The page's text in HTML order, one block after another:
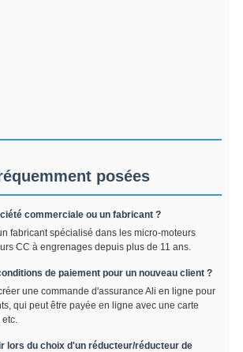
posées
commerciale ou un fabricant ?
fabricant spécialisé dans les micro-moteurs
CC à engrenages depuis plus de 11 ans.
de paiement pour un nouveau client ?
une commande d'assurance Ali en ligne pour
qui peut être payée en ligne avec une carte
etc.
lors du choix d'un réducteur/réducteur de